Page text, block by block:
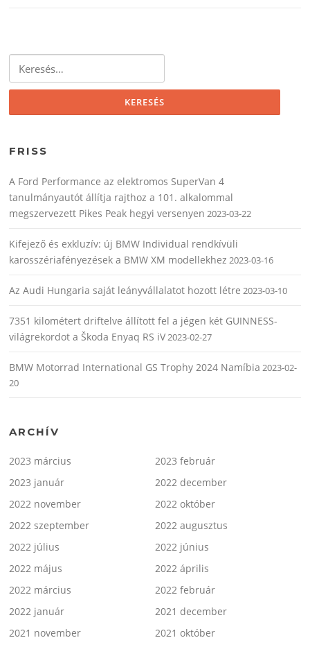
FRISS
A Ford Performance az elektromos SuperVan 4
tanulmányautót állítja rajthoz a 101. alkalommal
megszervezett Pikes Peak hegyi versenyen 2023-03-22
Kifejező és exkluzív: új BMW Individual rendkívüli
karosszériafényezések a BMW XM modellekhez 2023-03-16
Az Audi Hungaria saját leányvállalatot hozott létre 2023-03-10
7351 kilométert driftelve állított fel a jégen két GUINNESS-
világrekordot a Škoda Enyaq RS iV2023-02-27
BMW Motorrad International GS Trophy 2024 Namíbia 2023-02-
20
ARCHÍV
2023 március
2023 február
2023 január
2022 december
2022 november
2022 október
2022 szeptember
2022 augusztus
2022 július
2022 június
2022 május
2022 április
2022 március
2022 február
2022 január
2021 december
2021 november
2021 október